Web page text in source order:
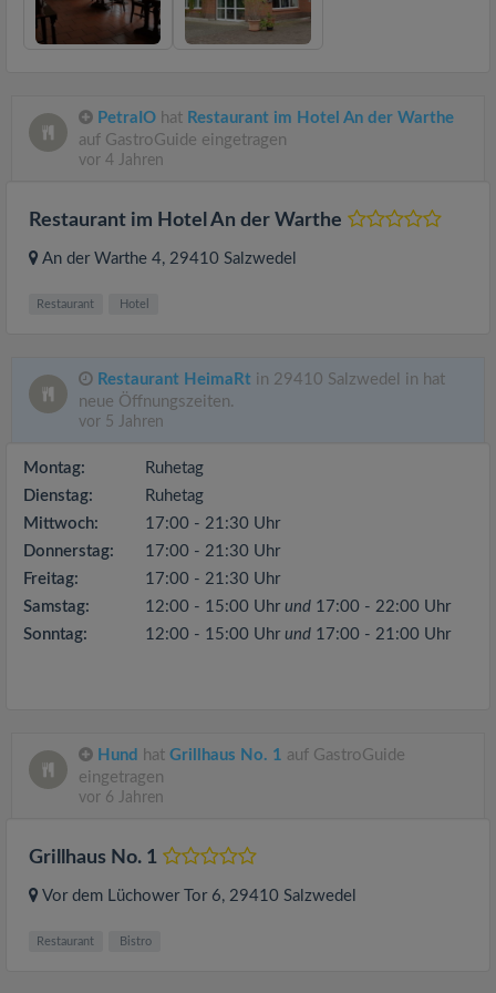
PetraIO hat Restaurant im Hotel An der Warthe
auf GastroGuide eingetragen
vor 4 Jahren
Restaurant im Hotel An der Warthe
An der Warthe 4, 29410 Salzwedel
Restaurant Hotel
Restaurant HeimaRt in 29410 Salzwedel in hat
neue Öffnungszeiten.
vor 5 Jahren
Montag:
Ruhetag
Dienstag:
Ruhetag
Mittwoch:
17:00 - 21:30 Uhr
Donnerstag:
17:00 - 21:30 Uhr
Freitag:
17:00 - 21:30 Uhr
Samstag:
12:00 - 15:00 Uhr und 17:00 - 22:00 Uhr
Sonntag:
12:00 - 15:00 Uhr und 17:00 - 21:00 Uhr
Hund hat Grillhaus No. 1 auf GastroGuide
eingetragen
vor 6 Jahren
Grillhaus No. 1
Vor dem Lüchower Tor 6, 29410 Salzwedel
Restaurant Bistro